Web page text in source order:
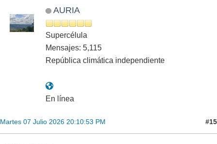
AURIA
Supercélula
Mensajes: 5,115
República climática independiente
En línea
Martes 07 Julio 2026 20:10:53 PM #15